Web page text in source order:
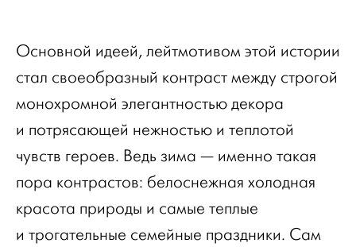
Основной идеей, лейтмотивом этой истории
стал своеобразный контраст между строгой
монохромной элегантностью декора
и потрясающей нежностью и теплотой
чувств героев. Ведь зима — именно такая
пора контрастов: белоснежная холодная
красота природы и самые теплые
и трогательные семейные праздники. Сам